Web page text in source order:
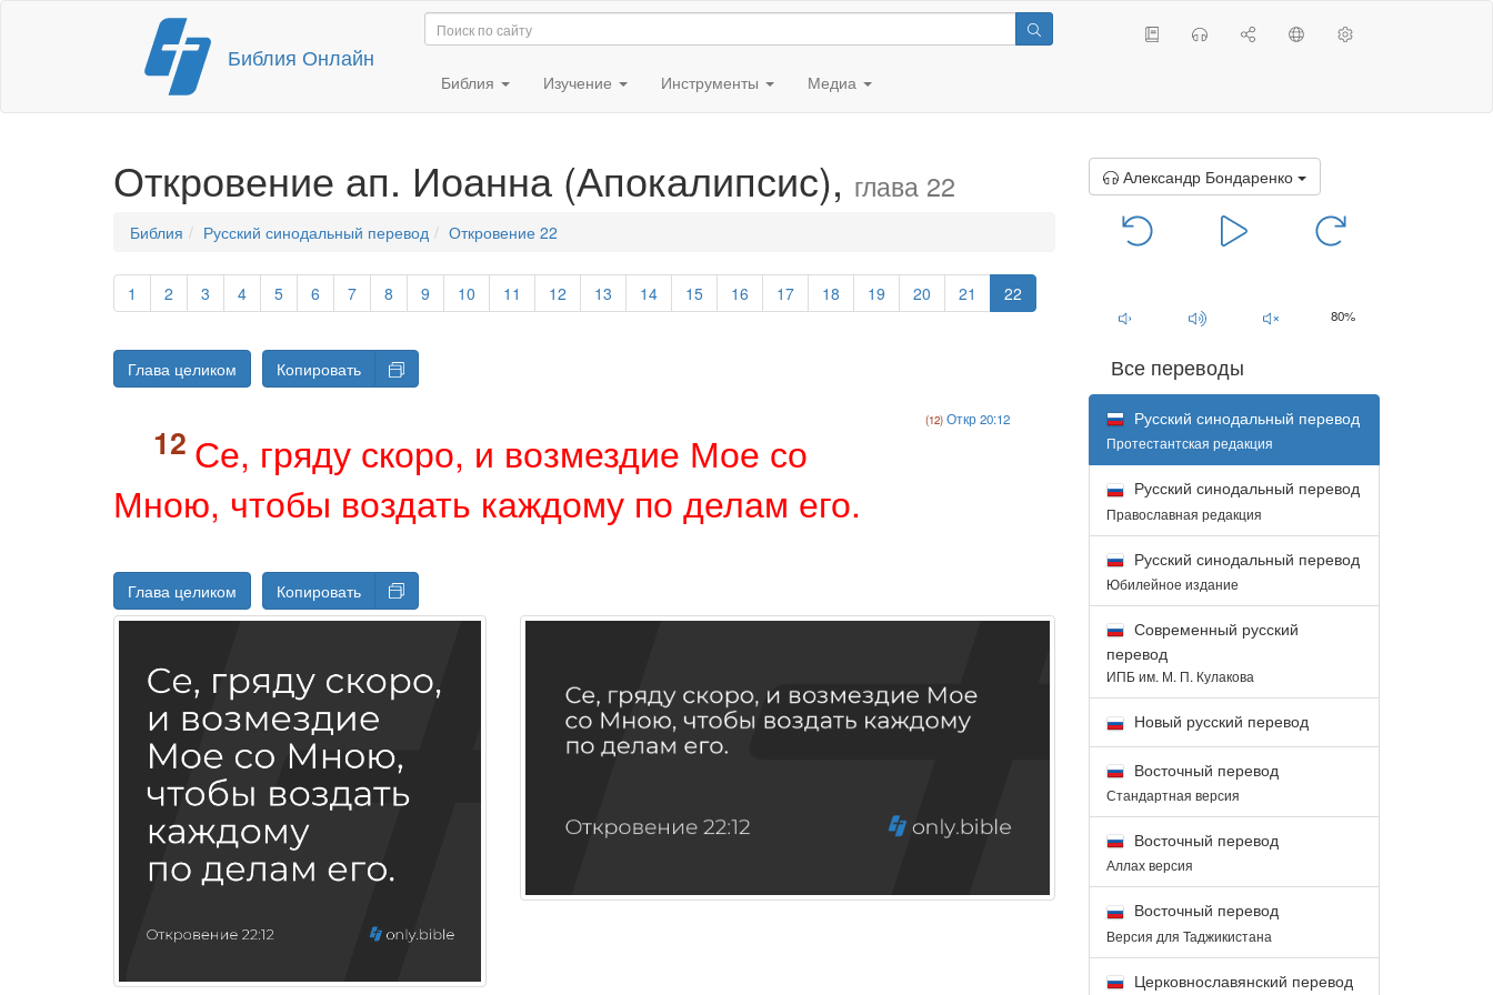
Перейти
содержимому
Библия Онлайн
Библия Изучение Инструменты Медиа
Откровение ап. Иоанна (Апокалипсис), глава 22
Библия Русский синодальный перевод Откровение 22
1 2 3 4 5 6 7 8 9 10 11 12 13 14 15 16 17 18 19 20 21 22
Глава целиком Копировать
Се, гряду скоро, и возмездие Мое со
Мною, чтобы воздать каждому по делам его.
Откр 20:12
Глава целиком Копировать
Александр Бондаренко
80%
Все переводы
Русский синодальный перевод
Протестантская редакция
Русский синодальный перевод
Православная редакция
Русский синодальный перевод
Юбилейное издание
Современный русский
перевод
ИПБ им. М. П. Кулакова
Новый русский перевод
Восточный перевод
Стандартная версия
Восточный перевод
Аллах версия
Восточный перевод
Версия для Таджикистана
Церковнославянский перевод